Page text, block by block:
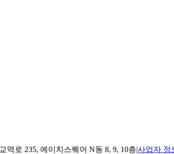
역로 235, 에이치스퀘어 N동 8, 9, 10층|사업자 정